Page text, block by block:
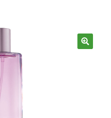
enfant
le
menu
Ouvrir